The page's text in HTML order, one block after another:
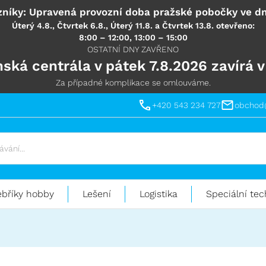
Upravená provozní doba pražské pobočky ve
Úterý 4.8., Čtvrtek 6.8., Úterý 11.8. a Čtvrtek 13.8. otevřeno:
8:00 – 12:00, 13:00 – 15:00
OSTATNÍ DNY ZAVŘENO
centrála v pátek 7.8.2026 zavírá v
Za případné komplikace se omlouváme.
+420 543 234 727
hobby Lešení Logistika Speciální